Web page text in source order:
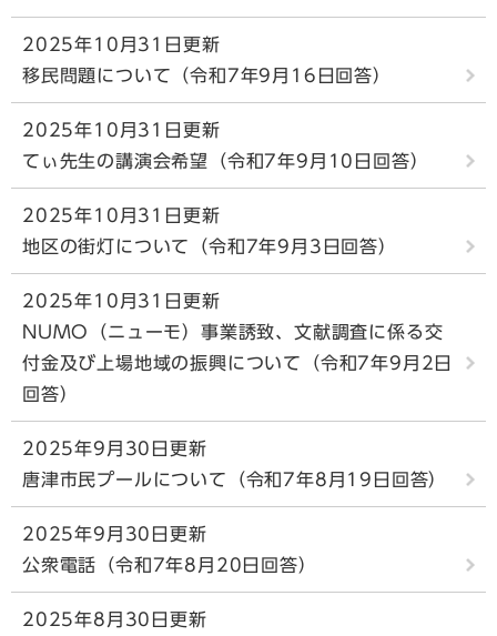
2025年10月31日更新
移民問題について（令和7年9月16日回答）
2025年10月31日更新
てぃ先生の講演会希望（令和7年9月10日回答）
2025年10月31日更新
地区の街灯について（令和7年9月3日回答）
2025年10月31日更新
NUMO（ニューモ）事業誘致、文献調査に係る交
付金及び上場地域の振興について（令和7年9月2日
回答）
2025年9月30日更新
唐津市民プールについて（令和7年8月19日回答）
2025年9月30日更新
公衆電話（令和7年8月20日回答）
2025年8月30日更新